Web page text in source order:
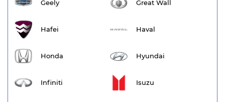
Geely Great Wall
Hafei Haval
Honda Hyundai
Infiniti Isuzu